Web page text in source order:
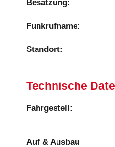
Besatzung:
Funkrufname:
Standort:
Technische
Fahrgestell:​
Auf & Ausbau